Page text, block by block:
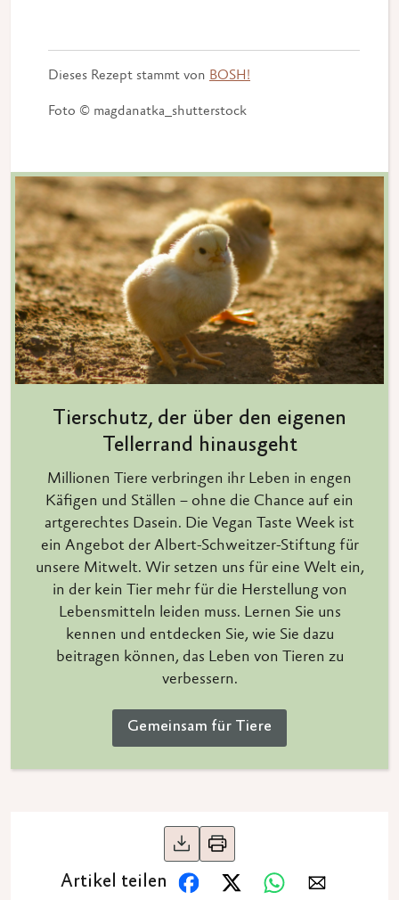
Dieses Rezept stammt von BOSH!
Foto © magdanatka_shutterstock
Tierschutz, der über den eigenen
Tellerrand hinausgeht
Millionen Tiere verbringen ihr Leben in engen
Käfigen und Ställen – ohne die Chance auf ein
artgerechtes Dasein. Die Vegan Taste Week ist
ein Angebot der Albert-Schweitzer-Stiftung für
unsere Mitwelt. Wir setzen uns für eine Welt ein,
in der kein Tier mehr für die Herstellung von
Lebensmitteln leiden muss. Lernen Sie uns
kennen und entdecken Sie, wie Sie dazu
beitragen können, das Leben von Tieren zu
verbessern.
Gemeinsam für Tiere
Artikel teilen